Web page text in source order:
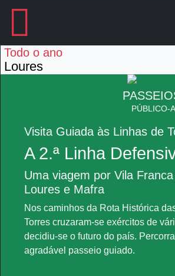
Todo o ano
Loures
PÚBLICO-
Visita Guiada às Linhas de
A 2.ª Linha
Uma viagem por Vila
Loures e Mafra
Nos caminhos da Rota Histórica
Torres cruzaram-se exércitos de
decidiu-se o futuro do país.
agradável passeio guiado.